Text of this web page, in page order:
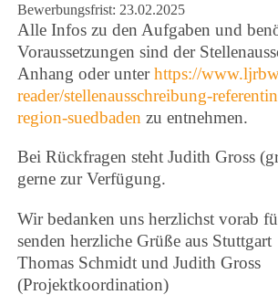
Bewerbungsfrist: 23.02.2025
Alle Infos zu den Aufgaben und
Voraussetzungen sind der
Anhang oder unterhttps://
reader/stellenausschreibung-
region-suedbaden zu entnehmen.
Bei Rückfragen steht Judith Gross
gerne zur Verfügung.
Wir bedanken uns herzlichst vorab
senden herzliche Grüße aus Stuttgart
Thomas Schmidt und Judith Gross
(Projektkoordination)